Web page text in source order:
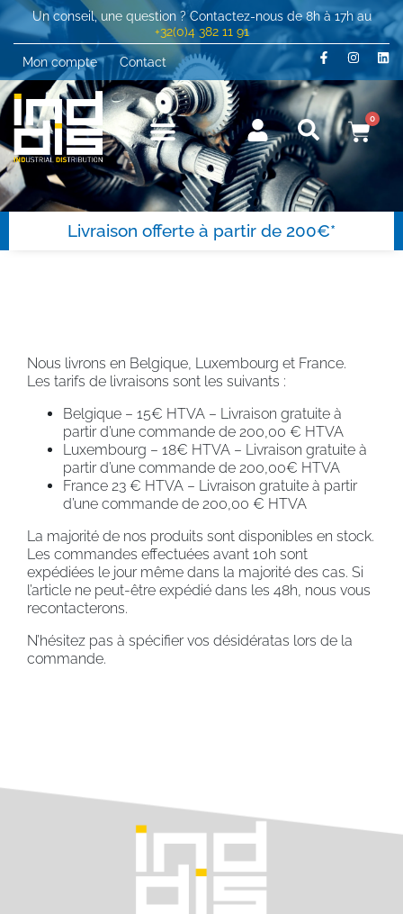
Un conseil, une question ? Contactez-nous de 8h à 17h au
+32(0)4 382 11 91
Mon compte
Contact
0
Livraison offerte à partir de 200€*
Nous livrons en Belgique, Luxembourg et France.
Les tarifs de livraisons sont les suivants :
Belgique – 15€ HTVA – Livraison gratuite à
partir d’une commande de 200,00 € HTVA
Luxembourg – 18€ HTVA – Livraison gratuite à
partir d’une commande de 200,00€ HTVA
France 23 € HTVA – Livraison gratuite à partir
d’une commande de 200,00 € HTVA
La majorité de nos produits sont disponibles en stock.
Les commandes effectuées avant 10h sont
expédiées le jour même dans la majorité des cas. Si
l’article ne peut-être expédié dans les 48h, nous vous
recontacterons.
N’hésitez pas à spécifier vos désidératas lors de la
commande.